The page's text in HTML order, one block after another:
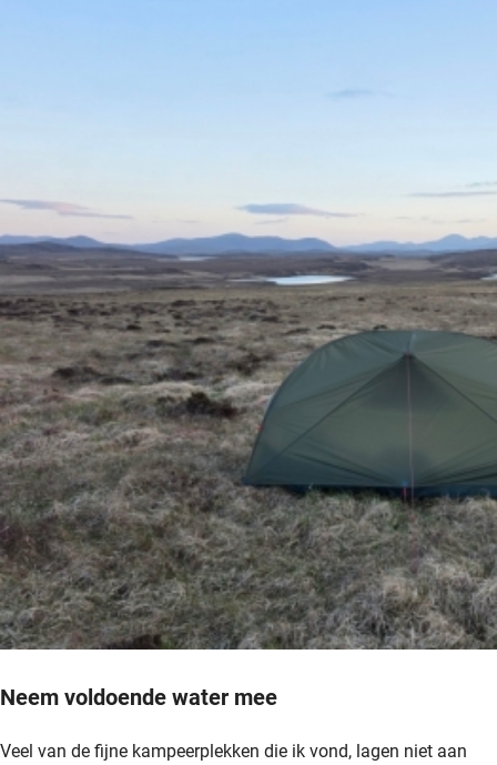
Neem voldoende water mee
Veel van de fijne kampeerplekken die ik vond, lagen niet aan